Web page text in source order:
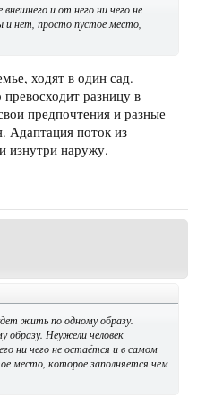
и от него ни чего не
и нет, просто пустое место,
ходят в один сад.
разницу в
предпочтения и разные
Адаптация поток из
изнутри наружу.
жить по одному образу.
Неужели человек
ни чего не остаётся и в самом
место, которое заполняется чем